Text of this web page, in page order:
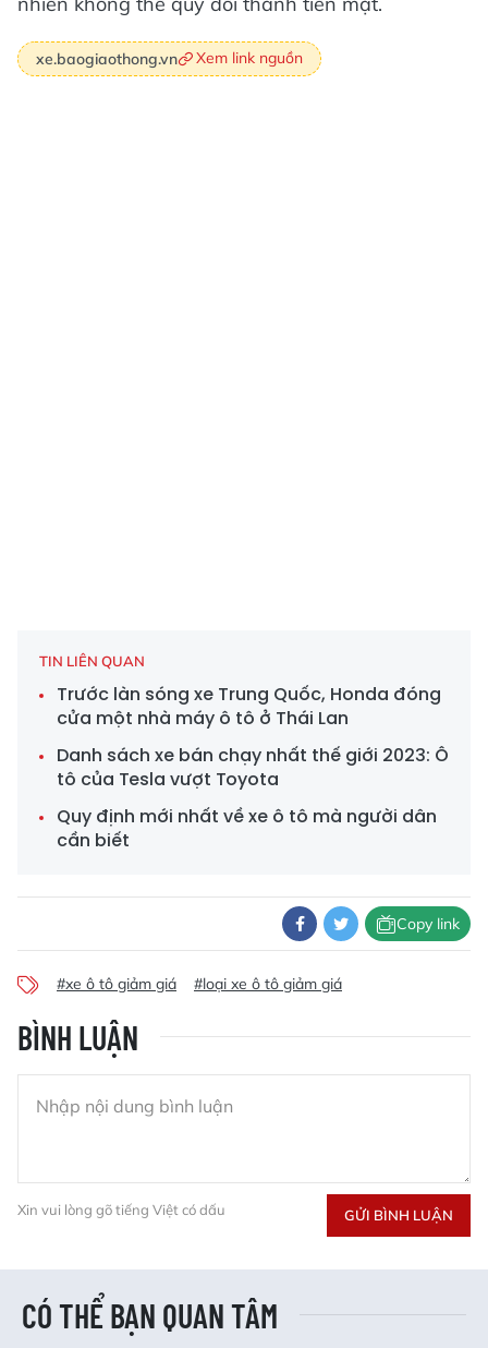
xe.baogiaothong.vn Xem link nguồn
TIN LIÊN QUAN
Trước làn sóng xe Trung Quốc, Honda đóng
cửa một nhà máy ô tô ở Thái Lan
Danh sách xe bán chạy nhất thế giới 2023: Ô
tô của Tesla vượt Toyota
Quy định mới nhất về xe ô tô mà người dân
cần biết
Copy link
#xe ô tô giảm giá #loại xe ô tô giảm giá
BÌNH LUẬN
Xin vui lòng gõ tiếng Việt có dấu GỬI BÌNH LUẬN
CÓ THỂ BẠN QUAN TÂM